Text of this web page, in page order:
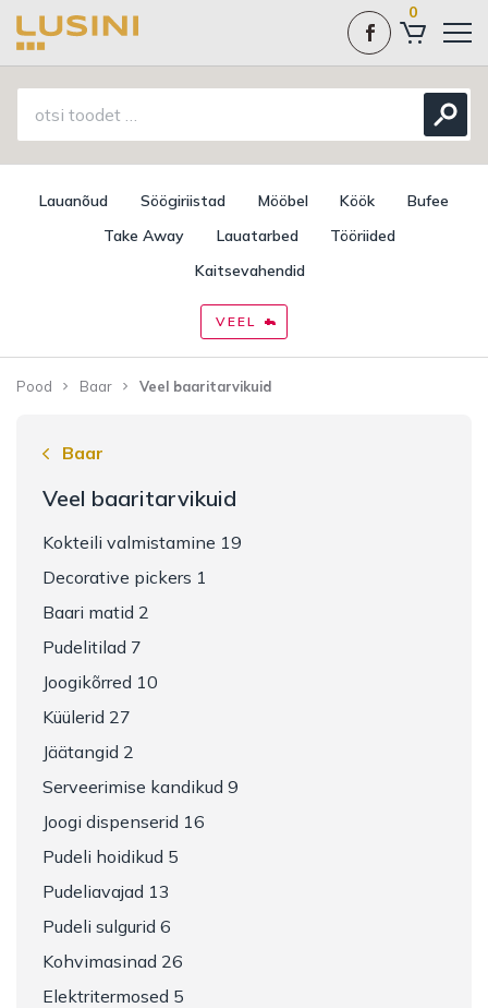
0
Lauanõud Söögiriistad Mööbel Köök
Bufee
Take Away
Lauatarbed
Tööriided
Kaitsevahendid
VEEL
Pood Baar Veel baaritarvikuid
Baar
Veel baaritarvikuid
Kokteili valmistamine 19
Decorative pickers 1
Baari matid 2
Pudelitilad 7
Joogikõrred 10
Küülerid 27
Jäätangid 2
Serveerimise kandikud 9
Joogi dispenserid 16
Pudeli hoidikud 5
Pudeliavajad 13
Pudeli sulgurid 6
Kohvimasinad 26
Elektritermosed 5